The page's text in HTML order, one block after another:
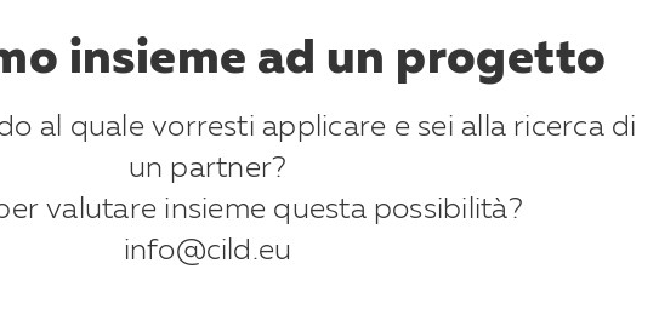
insieme ad un progetto
al quale vorresti applicare e sei alla ricerca di
un partner?
valutare insieme questa possibilità?
info@cild.eu